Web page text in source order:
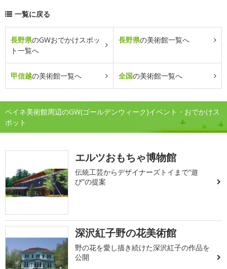
一覧に戻る
長野県のGWおでかけスポッ
ト一覧へ
長野県の美術館一覧へ
甲信越の美術館一覧へ 全国の美術館一覧へ
ペイネ美術館周辺のGW(ゴールデンウィーク)イベント・おでかけス
ポット
エルツおもちゃ博物館
伝統工芸からデザイナーズトイまで“遊
び”の提案
深沢紅子野の花美術館
野の花を愛し描き続けた深沢紅子の作品を
公開